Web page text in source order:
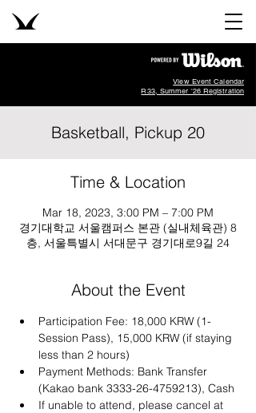
View Event Calendar
R33, Summer '26 Registration
Basketball, Pickup 20
Time & Location
Mar 18, 2023, 3:00 PM – 7:00 PM
경기대학교 서울캠퍼스 본관 (실내체육관) 8
층, 서울특별시 서대문구 경기대로9길 24
About the Event
Participation Fee: 18,000 KRW (1-
Session Pass), 15,000 KRW (if staying
less than 2 hours)
Payment Methods: Bank Transfer
(Kakao bank 3333-26-4759213), Cash
If unable to attend, please cancel at